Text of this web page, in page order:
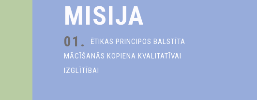
MISIJA
01.
ĒTIKAS PRINCIPOS BALSTĪTA
MĀCĪŠANĀS KOPIENA KVALITATĪVAI
IZGLĪTĪBAI